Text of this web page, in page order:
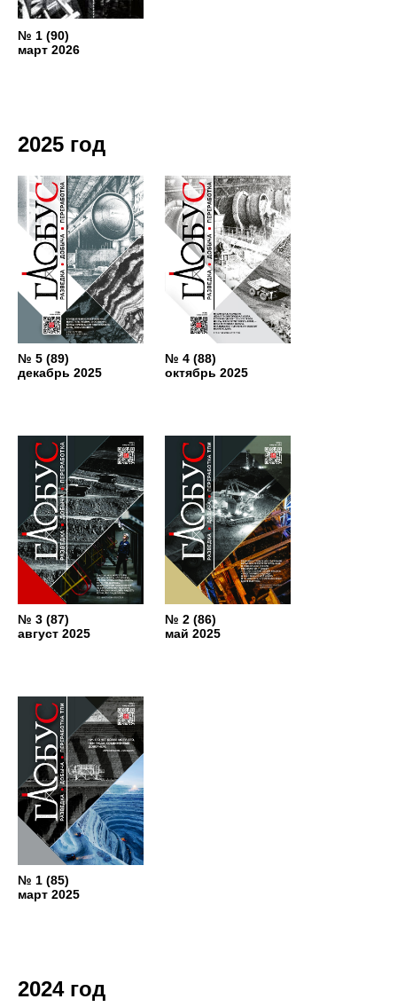
№ 1 (90)
март 2026
2025 год
№ 5 (89)
декабрь 2025
№ 4 (88)
октябрь 2025
№ 3 (87)
август 2025
№ 2 (86)
май 2025
№ 1 (85)
март 2025
2024 год